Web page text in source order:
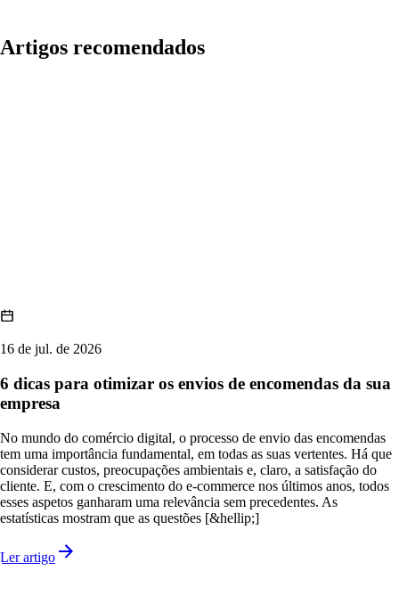
Artigos recomendados
16 de jul. de 2026
6 dicas para otimizar os envios de encomendas da sua
empresa
No mundo do comércio digital, o processo de envio das encomendas
tem uma importância fundamental, em todas as suas vertentes. Há que
considerar custos, preocupações ambientais e, claro, a satisfação do
cliente. E, com o crescimento do e-commerce nos últimos anos, todos
esses aspetos ganharam uma relevância sem precedentes. As
estatísticas mostram que as questões [&hellip;]
Ler artigo